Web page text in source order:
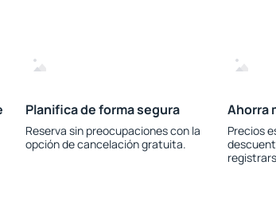
Planifica de forma segura
Reserva sin preocupaciones con la
opción de cancelación gratuita.
Ahorra
Precios